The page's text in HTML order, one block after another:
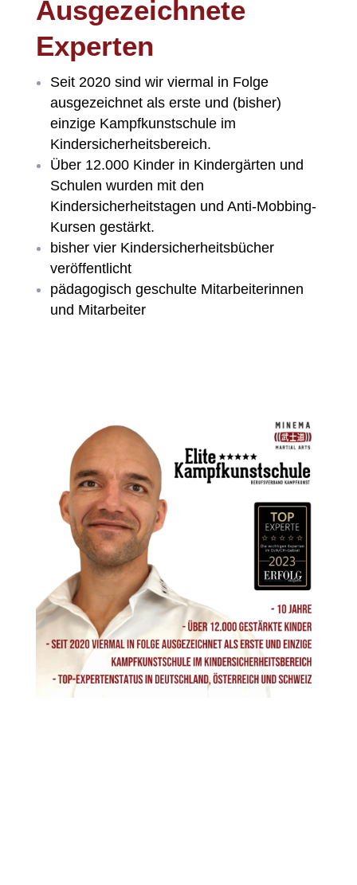
Ausgezeichnete
Experten
Seit 2020 sind wir viermal in Folge
ausgezeichnet als erste und (bisher)
einzige Kampfkunstschule im
Kindersicherheitsbereich.
Über 12.000 Kinder in Kindergärten und
Schulen wurden mit den
Kindersicherheitstagen und Anti-Mobbing-
Kursen gestärkt.
bisher vier Kindersicherheitsbücher
veröffentlicht
pädagogisch geschulte Mitarbeiterinnen
und Mitarbeiter